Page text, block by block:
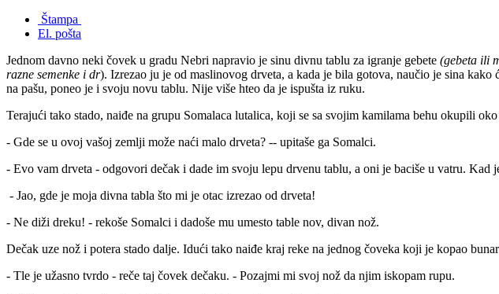
Štampa
El. pošta
Jednom davno neki čovek u gradu Nebri napravio je sinu divnu tablu za igranje gebete (gebeta ili
razne semenke i dr). Izrezao ju je od maslinovog drveta, a kada je bila gotova, naučio je sina
na pašu, poneo je i svoju novu tablu. Nije više hteo da je ispušta iz ruku.
Terajući tako stado, naiđe na grupu Somalaca lutalica, koji se sa svojim kamilama behu okupili
- Gde se u ovoj vašoj zemlji može naći malo drveta? -- upitaše ga Somalci.
- Evo vam drveta - odgovori dečak i dade im svoju lepu drvenu tablu, a oni je baciše u vatru. Kad
- Jao, gde je moja divna tabla što mi je otac izrezao od drveta!
- Ne diži dreku! - rekoše Somalci i dadoše mu umesto table nov, divan nož.
Dečak uze nož i potera stado dalje. Idući tako naiđe kraj reke na jednog čoveka koji je kopao
- Tle je užasno tvrdo - reče taj čovek dečaku. - Pozajmi mi svoj nož da njim iskopam rupu.